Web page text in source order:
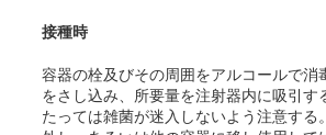
接種時
容器の栓及びその周囲をアルコールで消
をさし込み、所要量を注射器内に吸引す
たっては雑菌が迷入しないよう注意する